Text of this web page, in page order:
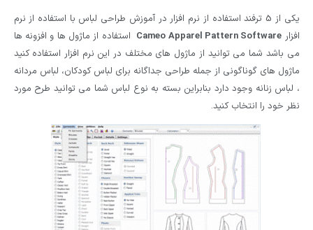
یکی از 5 ترفند استفاده از نرم افزار در آموزش طراحی لباس با استفاده از نرم
افزار Cameo Apparel Pattern Software استفاده از ماژول ها و افزونه ها
می باشد شما می توانید از ماژول های مختلف در این نرم افزار استفاده کنید
ماژول های گوناگونی از جمله طراحی جداگانه برای لباس کودکان، لباس مردانه
، لباس زنانه وجود دارد بنابراین بسته به نوع لباس شما می توانید طرح مورد
نظر خود را انتخاب کنید.